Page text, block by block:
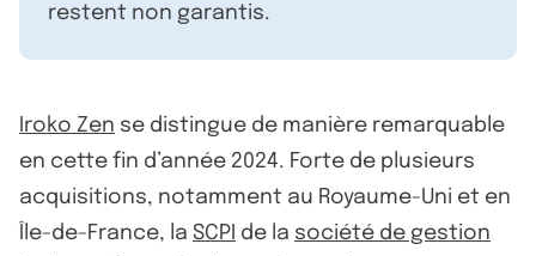
restent non garantis.
Iroko Zen se distingue de manière remarquable
en cette fin d’année 2024. Forte de plusieurs
acquisitions, notamment au Royaume-Uni et en
Île-de-France, la SCPI de la société de gestion